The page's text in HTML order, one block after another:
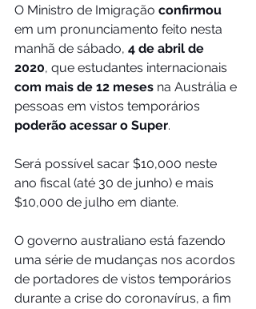
O Ministro de Imigração confirmou
em um pronunciamento feito nesta
manhã de sábado, 4 de abril de
2020, que estudantes internacionais
com mais de 12 meses na Austrália e
pessoas em vistos temporários
poderão acessar o Super.
Será possível sacar $10,000 neste
ano fiscal (até 30 de junho) e mais
$10,000 de julho em diante.
O governo australiano está fazendo
uma série de mudanças nos acordos
de portadores de vistos temporários
durante a crise do coronavírus, a fim